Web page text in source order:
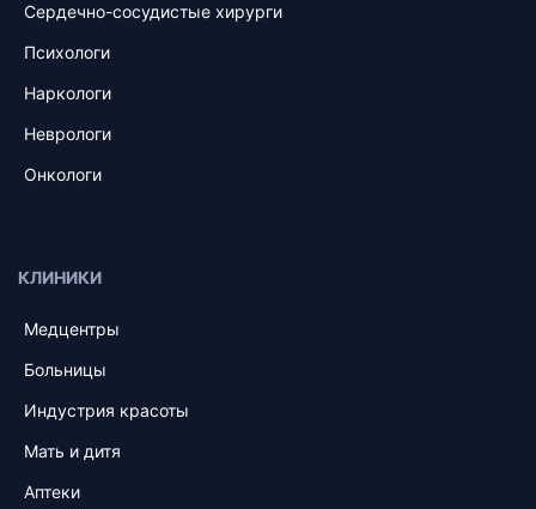
Сердечно-сосудистые хирурги
Психологи
Наркологи
Неврологи
Онкологи
КЛИНИКИ
Медцентры
Больницы
Индустрия красоты
Мать и дитя
Аптеки